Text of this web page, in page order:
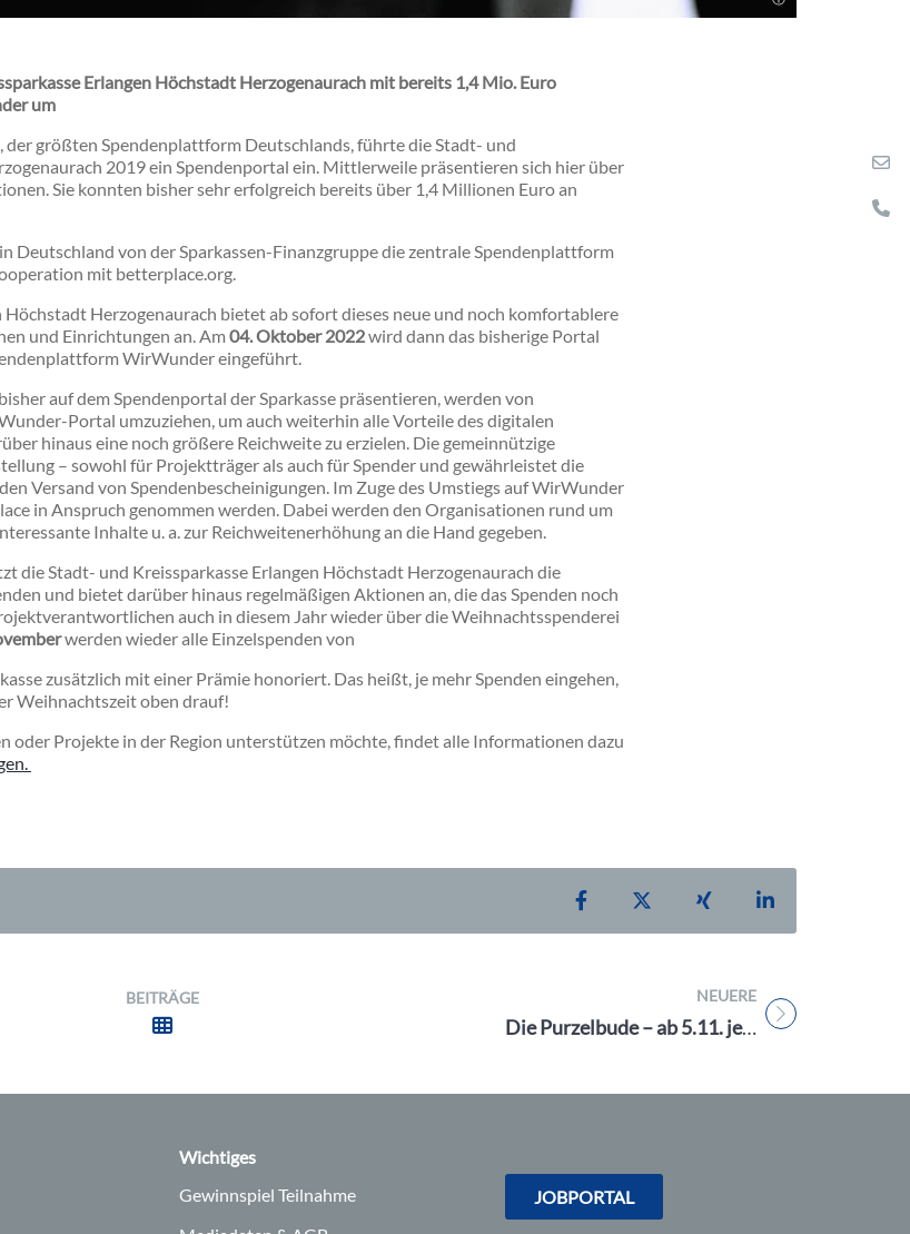
Erlangen Höchstadt Herzogenaurach mit bereits 1,4 Mio. Euro
um
größten Spendenplattform Deutschlands, führte die Stadt- und
2019 ein Spendenportal ein. Mittlerweile präsentieren sich hier über
Sie konnten bisher sehr erfolgreich bereits über 1,4 Millionen Euro an
Deutschland von der Sparkassen-Finanzgruppe die zentrale Spendenplattform
mit betterplace.org.
Höchstadt Herzogenaurach bietet ab sofort dieses neue und noch komfortablere
und Einrichtungen an. Am 04. Oktober 2022wird dann das bisherige Portal
WirWunder eingeführt.
auf dem Spendenportal der Sparkasse präsentieren, werden von
Portal umzuziehen, um auch weiterhin alle Vorteile des digitalen
hinaus eine noch größere Reichweite zu erzielen. Die gemeinnützige
– sowohl für Projektträger als auch für Spender und gewährleistet die
Versand von Spendenbescheinigungen. Im Zuge des Umstiegs auf WirWunder
in Anspruch genommen werden. Dabei werden den Organisationen rund um
Inhalte u. a. zur Reichweitenerhöhung an die Hand gegeben.
die Stadt- und Kreissparkasse Erlangen Höchstadt Herzogenaurach die
und bietet darüber hinaus regelmäßigen Aktionen an, die das Spenden noch
auch in diesem Jahr wieder über die Weihnachtsspenderei
werden wieder alle Einzelspenden von
zusätzlich mit einer Prämie honoriert. Das heißt, je mehr Spenden eingehen,
Weihnachtszeit oben drauf!
oder Projekte in der Region unterstützen möchte, findet alle Informationen dazu
Teilen auf Facebook
Teilen auf XTeilen auf Xing
Teilen auf
BEITRÄGE NEUERE
Titel für Beitrag
Die Purzelbude – ab 5.11. jeden Samstag Kinderbetreuung
Wichtiges
Gewinnspiel Teilnahme
JOBPORTAL